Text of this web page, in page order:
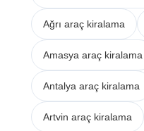
Ağrı araç kiralama
Amasya araç kiralama
Antalya araç kiralama
Artvin araç kiralama